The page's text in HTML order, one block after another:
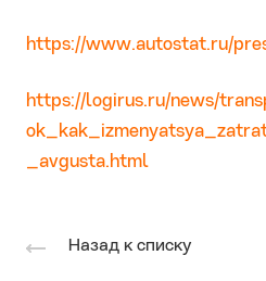
https://www.autostat.ru/
https://logirus.ru/news/
_avgusta.html
Назад к списку